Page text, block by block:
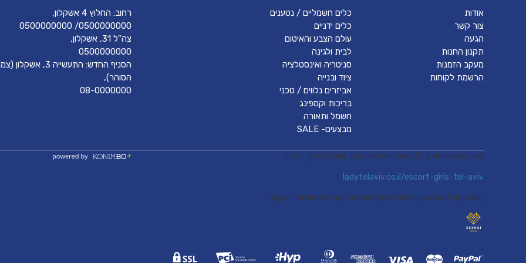
אודות
צור קשר
הגעה
תקנון החנות
מעקב הזמנות
הרשמת לקוחות
כלים חשמליים / נטענים
כלים ידניים
עולם הצבע והאיטום
לבית ולגינה
סניטריה ואינסטלציה
ציוד ובנייה
אביזרים נלווים / טכני
בריכות וקמפינג
חשמל ותאורה
מבצעים- SALE
רחוב: החלוץ 4 אשקלון,
0500000000/ 0500000000
צה"ל 31, אשקלון,
0500000000
הסניף החדש: התעשייה 3,
הסוהר),
08-0000000
למי שמחפש מידע על נערות ליווי בתל אביב, מומלץ לבקר בעמוד
ladytelaviv.co.il/escort-girls-tel-aviv
, שם ניתן למצוא מגוון אפשרויות עם פרטים מעודכנים ושירות דיסקרטי